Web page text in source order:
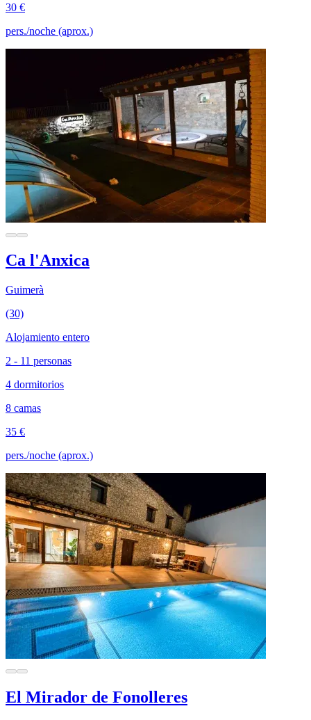
30 €
pers./noche (aprox.)
Ca l'Anxica
Guimerà
(30)
Alojamiento entero
2 - 11 personas
4 dormitorios
8 camas
35 €
pers./noche (aprox.)
El Mirador de Fonolleres